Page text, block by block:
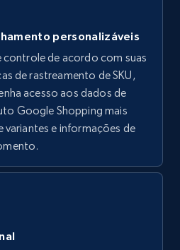
Gtin,
Top reviews, and
URL
personalizáveis
controle de acordo com suas
de rastreamento de SKU,
acesso aos dados de
Google Shopping mais
variantes e informações de